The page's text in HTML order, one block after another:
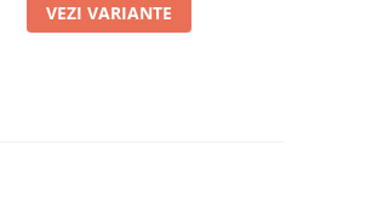
VEZI VARIANTE